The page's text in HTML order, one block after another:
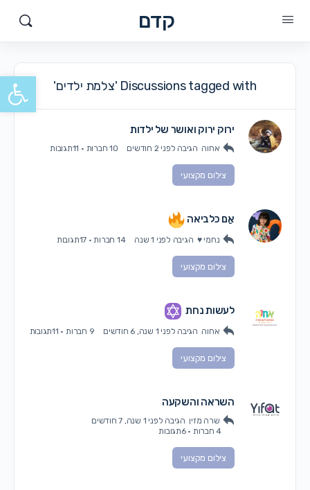
קדם
Discussions tagged with 'צלמת ילדים'
ירוק ירוק ואושר של ילדות
אחוה הגיבה לפני 2 חודשים 10 חברות · 11תגובות
צילום מקצועי
אֵם כלביאה
נחמי ♥ הגיבה לפני 1 שנה 14 חברות · 17תגובות
צילום מקצועי
לעשות נחת
אחוה הגיבה לפני 1 שנה, 6 חודשים 9 חברות · 11תגובות
צילום מקצועי
השראה והשקעה
שרה מזין הגיבה לפני 1 שנה, 7 חודשים
4 חברות
· 6תגובות
צילום מקצועי
פתח